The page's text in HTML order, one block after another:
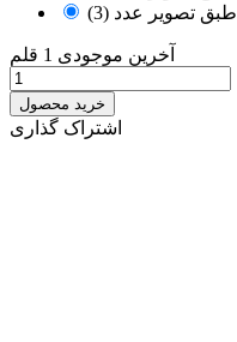
طبق تصویر عدد (3)
آخرین موجودی 1 قلم
خرید محصول
اشتراک گذاری